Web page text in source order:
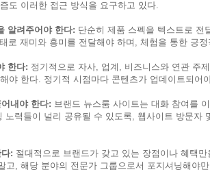
도 이러한 접근 방식을 요구하고 있다.
알려주어야 한다: 단순히 제품 스펙을 텍스트로 전
로 재미와 흥미를 전달해야 하며, 체험을 통한 긍
한다: 정기적으로 자사, 업계, 비즈니스와 연관 주
야 한다. 정기적 시점마다 콘텐츠가 업데이트되어
내야 한다: 브랜드 뉴스룸 사이트는 대화 참여를
노력들이 널리 공유될 수 있도록, 웹사이트 방문자
: 절대적으로 브랜드가 갖고 있는 장점이나 혜택
고, 해당 분야의 전문가 그룹으로서 포지셔닝해야